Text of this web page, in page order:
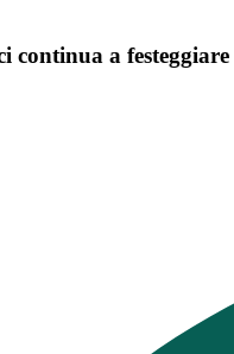
continua a festeggiare